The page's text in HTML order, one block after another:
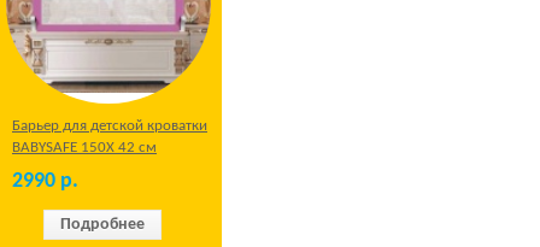
Барьер для детской кроватки
BABYSAFE 150Х 42 см
Бежевый
2990 р.
Подробнее